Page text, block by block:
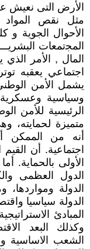
الأرض التى نعيش
مثل نقص المواد
الأحوال الجوية
اﻟﻤﺠتمعات
المال , الأمر
اجتماعي يعقبه
يشمل الأمن الوطني
وسياسية
الرئيسية للأمن
متميزة لحمايته،
أنه من الممكن
اجتماعية. أن
الأولى بالحماية.
الدول العظمى
الدولة
الدولة سياسيا
المبادئ
وكذلك البعد
الشعب الاساسية